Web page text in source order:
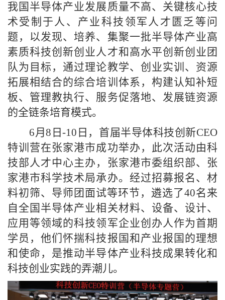
我国半导体产业发展质量不高、关键核心技
术受制于人、产业科技领军人才匮乏等问
题，以发现、培养、集聚一批半导体产业高
素质科技创新创业人才和高水平创新创业团
队为目标，通过理论教学、创业实训、资源
拓展相结合的综合培训体系，构建认知补短
板、管理教执行、服务促落地、发展链资源
的全链条培育模式。
6月8日-10日，首届半导体科技创新CEO
特训营在张家港市成功举办，此次活动由科
技部人才中心主办，张家港市委组织部、张
家港市科学技术局承办。经过招募报名、材
料初筛、导师团面试等环节，遴选了40名来
自全国半导体产业相关材料、设备、设计、
应用等领域的科技领军企业创办人作为首期
学员，他们怀揣科技报国和产业报国的理想
和使命，是推动半导体产业科技成果转化和
科技创业实践的弄潮儿。